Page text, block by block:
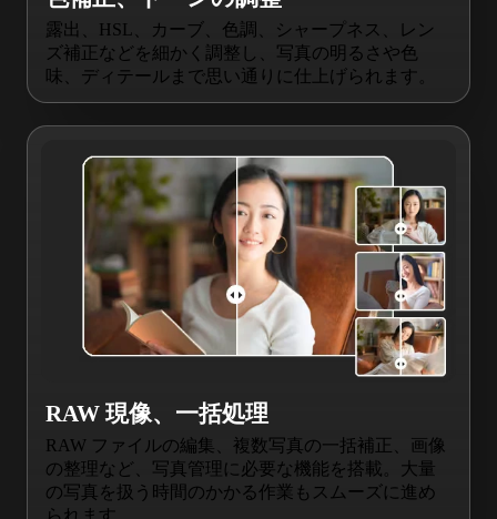
露出、HSL、カーブ、色調、シャープネス、レン
ズ補正などを細かく調整し、写真の明るさや色
味、ディテールまで思い通りに仕上げられます。
RAW 現像、一括処理
RAW ファイルの編集、複数写真の一括補正、画像
の整理など、写真管理に必要な機能を搭載。大量
の写真を扱う時間のかかる作業もスムーズに進め